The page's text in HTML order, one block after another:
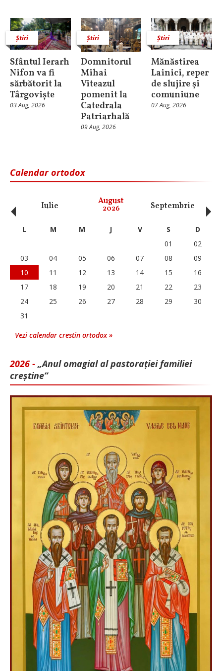
Știri
Sfântul Ierarh
Nifon va fi
sărbătorit la
Târgoviște
03 Aug, 2026
Știri
Domnitorul
Mihai
Viteazul
pomenit la
Catedrala
Patriarhală
09 Aug, 2026
Știri
Mănăstirea
Lainici, reper
de slujire şi
comuniune
07 Aug, 2026
Calendar ortodox
Iulie August
2026 Septembrie
‹ L M M J V S
D
01
02
03
04 05 06 07 08
09
10
11 12 13 14 15
16
17
18 19 20 21 22
23
24
25 26 27 28 29
30
31
Vezi calendar crestin ortodox »
2026 - „Anul omagial al pastorației familiei
creștine”